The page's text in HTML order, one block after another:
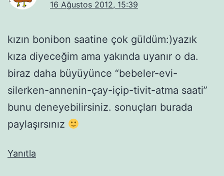
16 Ağustos 2012, 15:39
kızın bonibon saatine çok güldüm:)yazık
kıza diyeceğim ama yakında uyanır o da.
biraz daha büyüyünce “bebeler-evi-
silerken-annenin-çay-içip-tivit-atma saati”
bunu deneyebilirsiniz. sonuçları burada
paylaşırsınız
Yanıtla